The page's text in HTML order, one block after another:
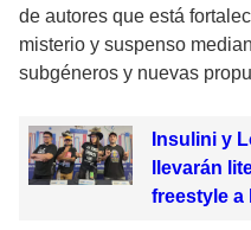
de autores que está
misterio y suspenso
subgéneros y nuevas
Insulini y
llevarán
freestyle a